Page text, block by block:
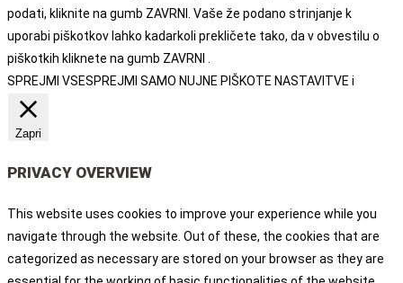
podati, kliknite na gumb ZAVRNI. Vaše že podano strinjanje k
uporabi piškotkov lahko kadarkoli prekličete tako, da v obvestilu o
piškotkih kliknete na gumb ZAVRNI .
SPREJMI VSESPREJMI SAMO NUJNE PIŠKOTE NASTAVITVE i
Zapri
PRIVACY OVERVIEW
This website uses cookies to improve your experience while you
navigate through the website. Out of these, the cookies that are
categorized as necessary are stored on your browser as they are